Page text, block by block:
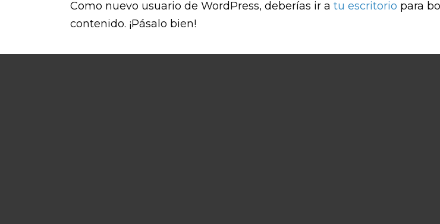
Como nuevo usuario de WordPress, deberías ir a tu escritorio para
contenido. ¡Pásalo bien!